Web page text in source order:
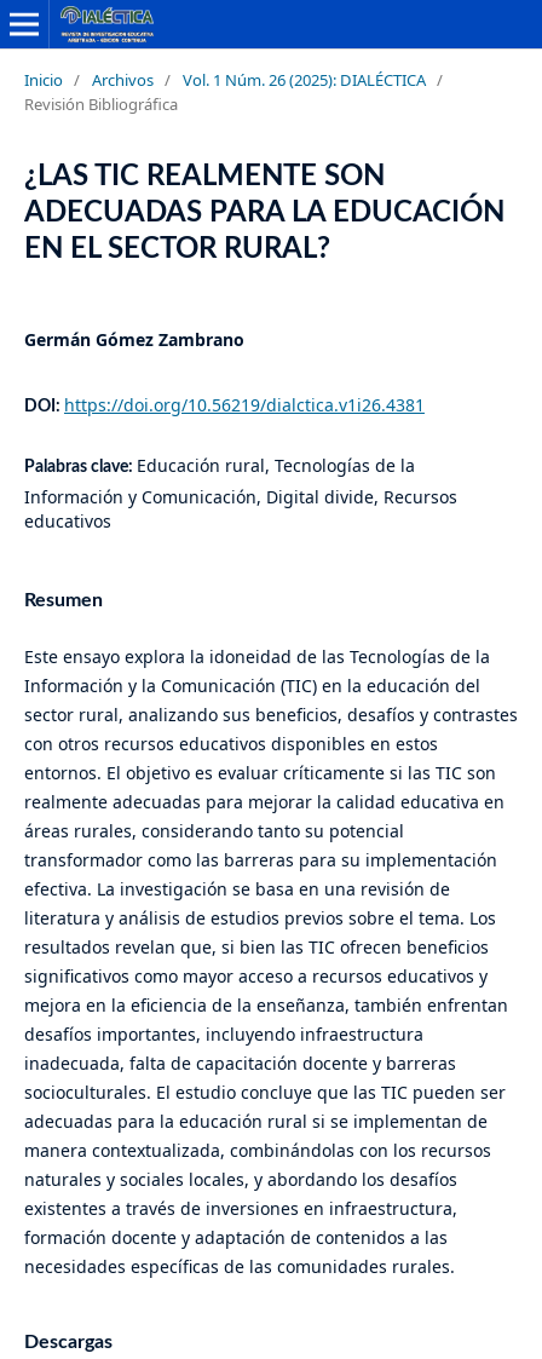
Inicio / Archivos / Vol. 1 Núm. 26 (2025): DIALÉCTICA /
Revisión Bibliográfica
¿LAS TIC REALMENTE SON
ADECUADAS PARA LA EDUCACIÓN
EN EL SECTOR RURAL?
Germán Gómez Zambrano
DOI: https://doi.org/10.56219/dialctica.v1i26.4381
Palabras clave: Educación rural, Tecnologías de la
Información y Comunicación, Digital divide, Recursos
educativos
Resumen
Este ensayo explora la idoneidad de las Tecnologías de la
Información y la Comunicación (TIC) en la educación del
sector rural, analizando sus beneficios, desafíos y contrastes
con otros recursos educativos disponibles en estos
entornos. El objetivo es evaluar críticamente si las TIC son
realmente adecuadas para mejorar la calidad educativa en
áreas rurales, considerando tanto su potencial
transformador como las barreras para su implementación
efectiva. La investigación se basa en una revisión de
literatura y análisis de estudios previos sobre el tema. Los
resultados revelan que, si bien las TIC ofrecen beneficios
significativos como mayor acceso a recursos educativos y
mejora en la eficiencia de la enseñanza, también enfrentan
desafíos importantes, incluyendo infraestructura
inadecuada, falta de capacitación docente y barreras
socioculturales. El estudio concluye que las TIC pueden ser
adecuadas para la educación rural si se implementan de
manera contextualizada, combinándolas con los recursos
naturales y sociales locales, y abordando los desafíos
existentes a través de inversiones en infraestructura,
formación docente y adaptación de contenidos a las
necesidades específicas de las comunidades rurales.
Descargas